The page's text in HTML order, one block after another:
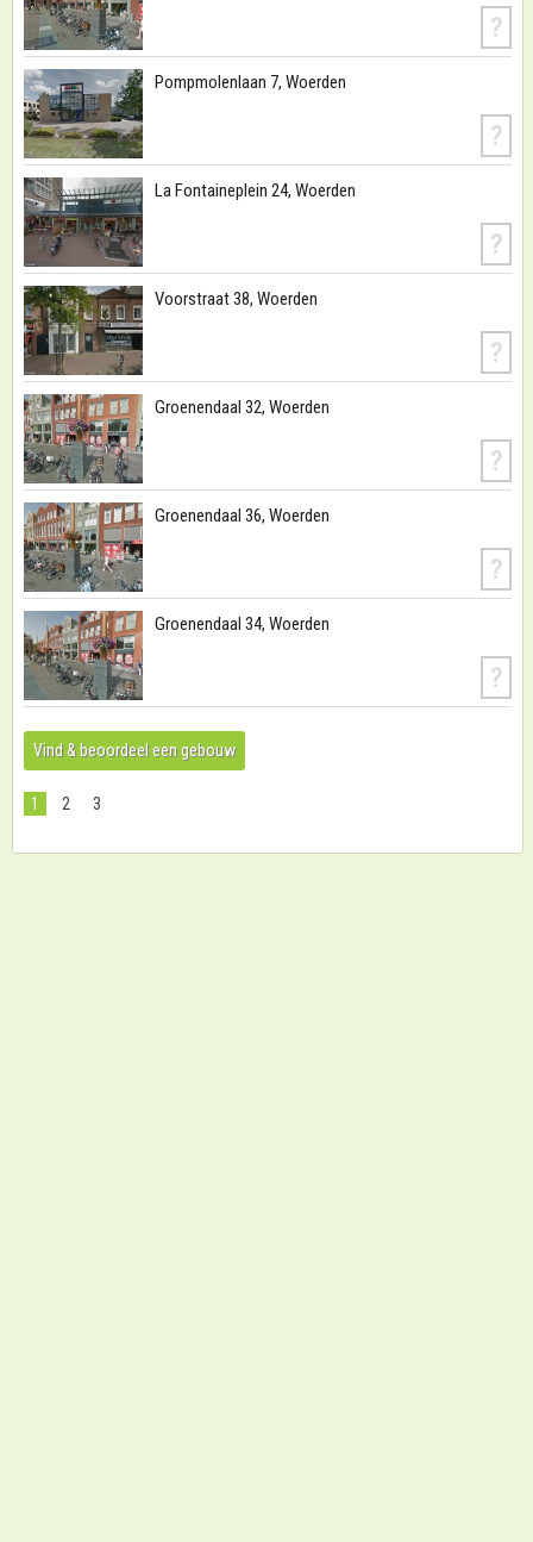
?
Pompmolenlaan 7, Woerden
?
La Fontaineplein 24, Woerden
?
Voorstraat 38, Woerden
?
Groenendaal 32, Woerden
?
Groenendaal 36, Woerden
?
Groenendaal 34, Woerden
?
Vind & beoordeel een gebouw
1 2 3